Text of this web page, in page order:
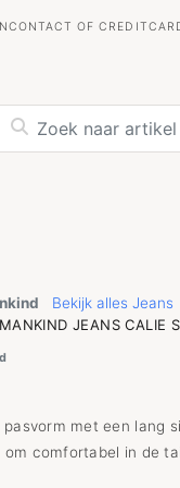
OF
Bekijk alles Jeans
JEANS CALIE
pasvorm met een lang
om comfortabel in de